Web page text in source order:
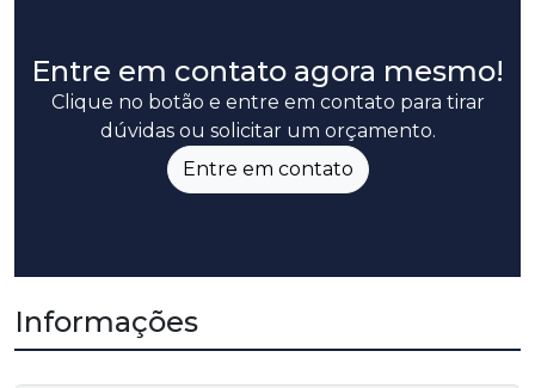
Entre em contato agora mesmo!
Clique no botão e entre em contato para tirar
dúvidas ou solicitar um orçamento.
Entre em contato
Informações